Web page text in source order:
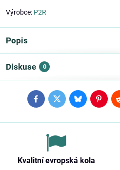
Výrobce: P2R
Popis
Diskuse 0
FacebookTwitterBluesky
Kvalitní evropská kola